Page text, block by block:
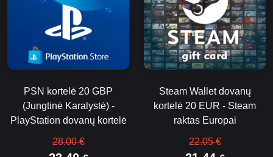
PSN kortelė 20 GBP
(Jungtinė Karalystė) -
PlayStation dovanų kortelė
28.00 €
Steam Wallet dovanų
kortelė 20 EUR - Steam
raktas Europai
22.05 €